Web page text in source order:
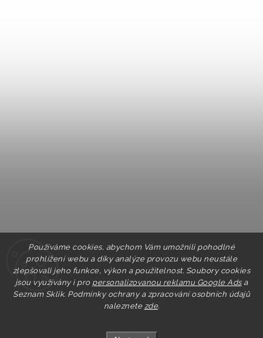
Používáme cookies, abychom Vám umožnili pohodlné
prohlížení webu a díky analýze provozu webu neustále
zlepšovali jeho funkce, výkon a použitelnost. Soubory cookies
jsou využívány i pro personalizovanou reklamu Google Adsa
Seznam Sklik. Podmínky ochrany a zpracování osobních údajů
naleznete zde.